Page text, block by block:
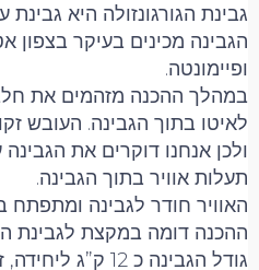
גבינת הגורגונזולה היא
הגבינה מכינים בעיקר בצפון
ופיימונטה.
במהלך ההכנה מזהמים את
לאיטו בתוך הגבינה. העובש
ולכן אנחנו דוקרים את
תעלות אוויר בתוך הגבינה.
האוויר חודר לגבינה
ההכנה דומה במקצת לגבינת
גודל הגבינה כ